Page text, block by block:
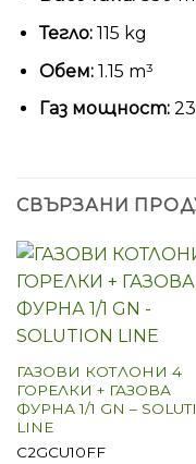
Тегло:115 kg
Обем:1.15 m³
Газ мощност:
СВЪРЗАНИ
ГАЗОВИ КОТЛОНИ 4
ГОРЕЛКИ + ГАЗОВА
ФУРНА 1/1 GN –
LINE
C2GCU10FF